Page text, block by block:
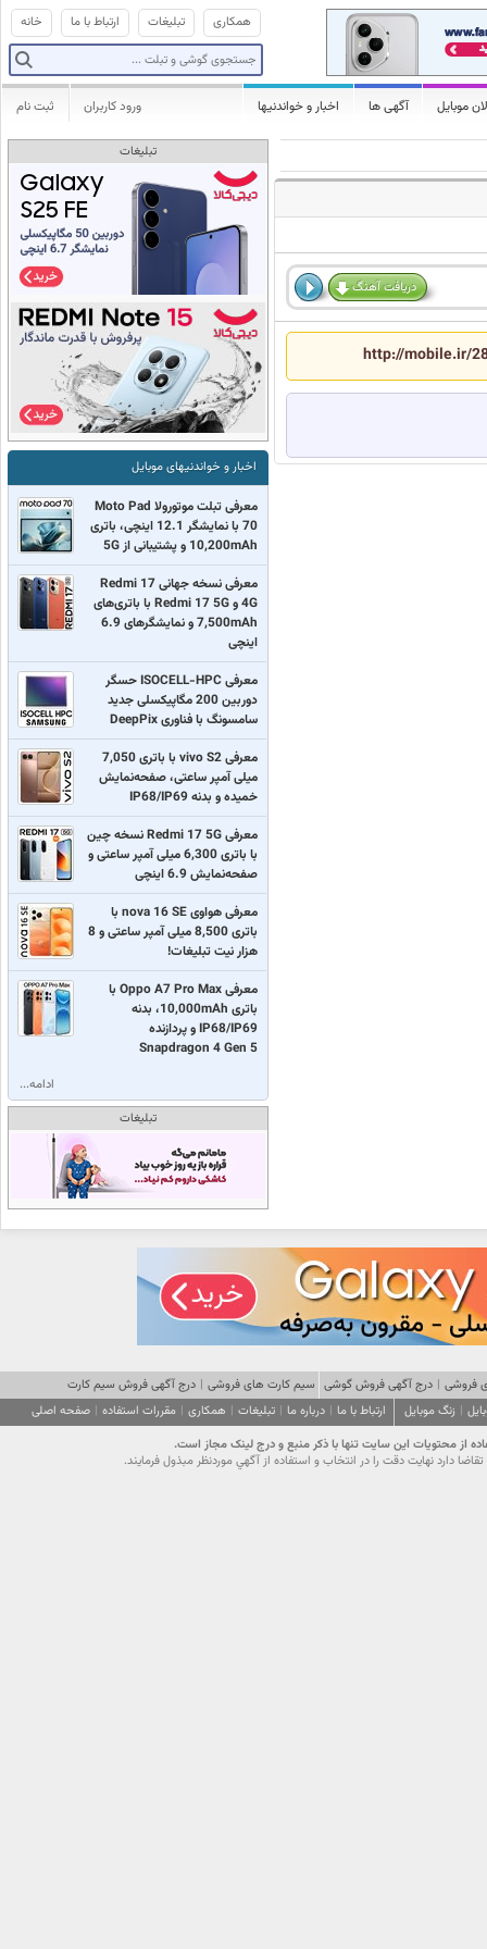
خانه ارتباط با ما تبلیغات همکاری
موبایل آگهی ها اخبار و خواندنیها ثبت نام ورود کاربران
دریافت آهنگ
http://mobile.ir/
تبلیغات
اخبار و خواندنیهای موبایل
معرفی تبلت موتورولا Moto Pad
70 با نمایشگر 12.1 اینچی، باتری
10,200mAh و پشتیبانی از 5G
معرفی نسخه جهانی Redmi 17
4G و Redmi 17 5G با باتری‌های
7,500mAh و نمایشگرهای 6.9
اینچی
معرفی ISOCELL-HPC حسگر
دوربین 200 مگاپیکسلی جدید
سامسونگ با فناوری DeepPix
معرفی vivo S2 با باتری 7,050
میلی آمپر ساعتی، صفحه‌نمایش
خمیده و بدنه IP68/IP69
معرفی Redmi 17 5G نسخه چین
با باتری 6,300 میلی آمپر ساعتی و
صفحه‌نمایش 6.9 اینچی
معرفی هواوی nova 16 SE با
باتری 8,500 میلی آمپر ساعتی و 8
هزار نیت تبلیغات!
معرفی Oppo A7 Pro Max با
باتری 10,000mAh، بدنه
IP68/IP69 و پردازنده
Snapdragon 4 Gen 5
ادامه...
تبلیغات
فروشی | درج آگهی فروش گوشی سیم کارت های فروشی | درج آگهی فروش سیم کارت
| زنگ موبایل ارتباط با ما | درباره ما | تبلیغات | همکاری | مقررات استفاده | صفحه اصلی